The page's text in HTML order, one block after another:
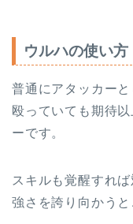
ウルハの使い方
普通にアタッカー
殴っていても期待
ーです。
スキルも覚醒すれ
強さを誇り向かうと